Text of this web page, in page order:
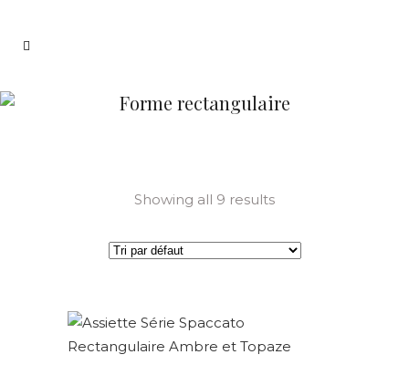
Forme rectangulaire
Showing all 9 results